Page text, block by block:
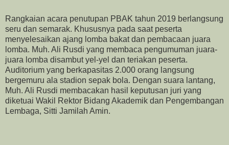
Rangkaian acara penutupan PBAK tahun 2019 berlangsung
seru dan semarak. Khususnya pada saat peserta
menyelesaikan ajang lomba bakat dan pembacaan juara
lomba. Muh. Ali Rusdi yang membaca pengumuman juara-
juara lomba disambut yel-yel dan teriakan peserta.
Auditorium yang berkapasitas 2.000 orang langsung
bergemuru ala stadion sepak bola. Dengan suara lantang,
Muh. Ali Rusdi membacakan hasil keputusan juri yang
diketuai Wakil Rektor Bidang Akademik dan Pengembangan
Lembaga, Sitti Jamilah Amin.